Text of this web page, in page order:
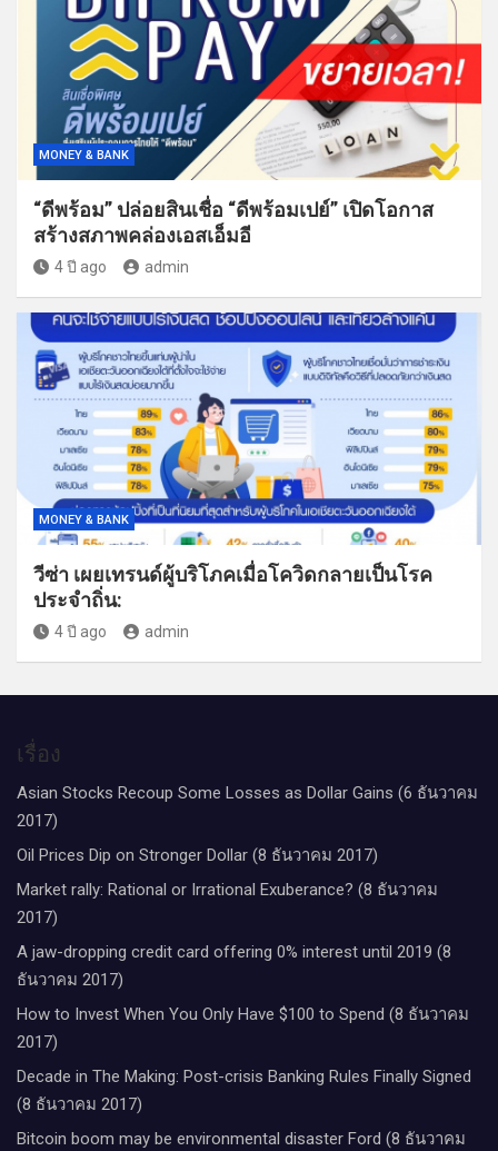
MONEY & BANK
“ดีพร้อม” ปล่อยสินเชื่อ “ดีพร้อมเปย์” เปิดโอกาส
สร้างสภาพคล่องเอสเอ็มอี
4 ปี ago admin
MONEY & BANK
วีซ่า เผยเทรนด์ผู้บริโภคเมื่อโควิดกลายเป็นโรค
ประจำถิ่น:
4 ปี ago admin
เรื่อง
Asian Stocks Recoup Some Losses as Dollar Gains (6 ธันวาคม
2017)
Oil Prices Dip on Stronger Dollar (8 ธันวาคม 2017)
Market rally: Rational or Irrational Exuberance? (8 ธันวาคม
2017)
A jaw-dropping credit card offering 0% interest until 2019 (8
ธันวาคม 2017)
How to Invest When You Only Have $100 to Spend (8 ธันวาคม
2017)
Decade in The Making: Post-crisis Banking Rules Finally Signed
(8 ธันวาคม 2017)
Bitcoin boom may be environmental disaster Ford (8 ธันวาคม